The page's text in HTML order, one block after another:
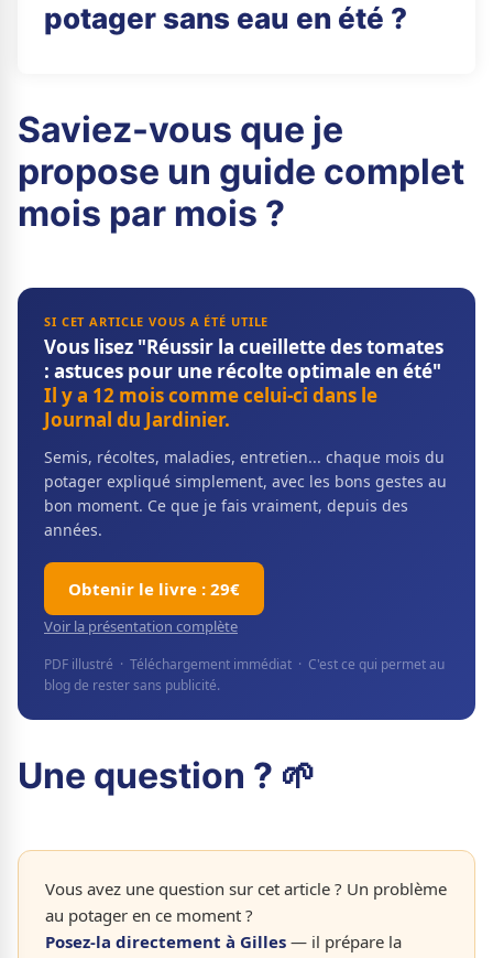
potager sans eau en été ?
Saviez-vous que je
propose un guide complet
mois par mois ?
SI CET ARTICLE VOUS A ÉTÉ UTILE
Vous lisez "Réussir la cueillette des tomates
: astuces pour une récolte optimale en été"
Il y a 12 mois comme celui-ci dans le
Journal du Jardinier.
Semis, récoltes, maladies, entretien... chaque mois du
potager expliqué simplement, avec les bons gestes au
bon moment. Ce que je fais vraiment, depuis des
années.
Obtenir le livre : 29€
Voir la présentation complète
PDF illustré · Téléchargement immédiat · C'est ce qui permet au
blog de rester sans publicité.
Une question ? 🌱
Vous avez une question sur cet article ? Un problème
au potager en ce moment ?
Posez-la directement à Gilles — il prépare la